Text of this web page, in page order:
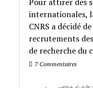
internationales,
CNRS a décidé
recrutements
de recherche du
7 Commentaires